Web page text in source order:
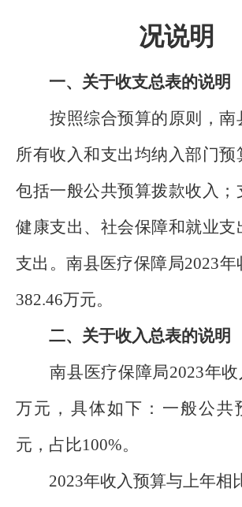
况说明
一、关于收支总表的说明
按照综合预算的原则，南
所有收入和支出均纳入部门预
包括一般公共预算拨款收入；
健康支出、社会保障和就业支
支出。南县医疗保障局2023年
382.46万元。
二、关于收入总表的说明
南县医疗保障局2023年收
万元，具体如下：一般公共
元，占比100%。
2023年收入预算与上年相